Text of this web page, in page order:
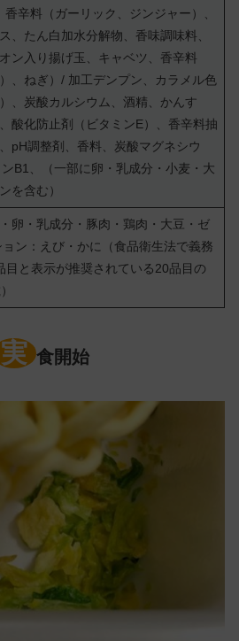
辛料（ガーリック、ジンジャー）、
、たん白加水分解物、香味調味料、
ン入り揚げ玉、キャベツ、香辛料
、ねぎ）/ 加工デンプン、カラメル色
、炭酸カルシウム、酒精、かんす
酸化防止剤（ビタミンE）、香辛料抽
pH調整剤、香料、炭酸マグネシウ
B1、（一部に卵・乳成分・小麦・大
を含む）
卵・乳成分・豚肉・鶏肉・大豆・ゼ
ン：えび・かに（食品衛生法で義務
目と表示が推奨されている20品目の
実 食開始